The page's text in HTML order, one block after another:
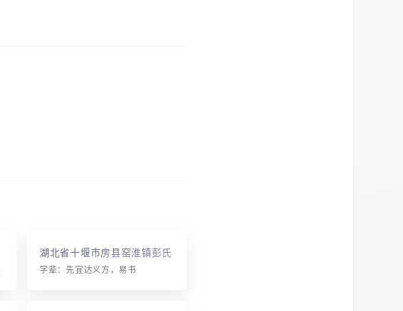
湖北省十堰市房县窑淮镇彭氏
字辈：先宜达义方，易书